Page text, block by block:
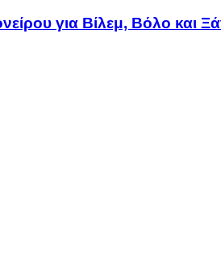
για Βίλεμ, Βόλο και